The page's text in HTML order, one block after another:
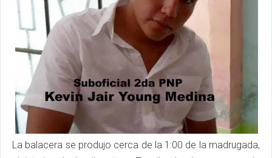
La balacera se produjo cerca de la 1:00 de la madrugada,